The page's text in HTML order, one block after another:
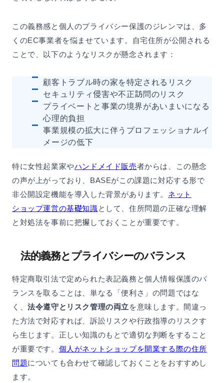
この義務感と個人のプライバシー保護のジレンマは、多
くのEC事業者を悩ませています。自宅住所が公開される
ことで、以下のようなリスクが懸念されます：
顧客トラブル時の家を特定されるリスク
セキュリティ侵害や不正訪問のリスク
プライベートと事業の境界があいまいになる
心理的負担
事業規模の拡大に伴うプロフェッショナルイ
メージの低下
特に女性起業家やハンドメイド販売者からは、この懸念
の声が上がっており、BASEがこの課題に対応する形で
非公開設定機能を導入した背景があります。 ネット
ショップ運営の基礎知識として、住所問題の正確な理解
と対処法を事前に把握しておくことが重要です。
法的義務とプライバシーのバランス
特定商取引法で定められた表記義務と個人情報保護のバ
ランスを取ることは、単なる「便利さ」の問題ではな
く、法令遵守とリスク管理の両立を意味します。間違っ
た方法で対応すれば、訴訟リスクや行政指導のリスクす
ら生じます。正しい知識のもとで適切な判断をすること
が重要です。 個人がネットショップを開業する際の住所
問題についても合わせて確認しておくことをおすすめし
ます。